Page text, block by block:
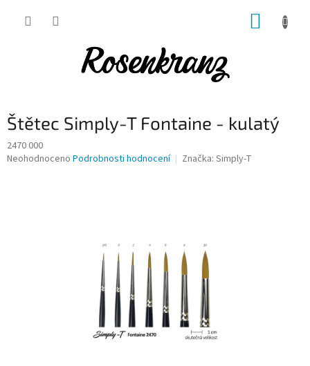
Štětec Simply-T Fontaine - kulatý
2470 000
Průměrné
Neohodnoceno Podrobnosti hodnocení Značka: Simply-T